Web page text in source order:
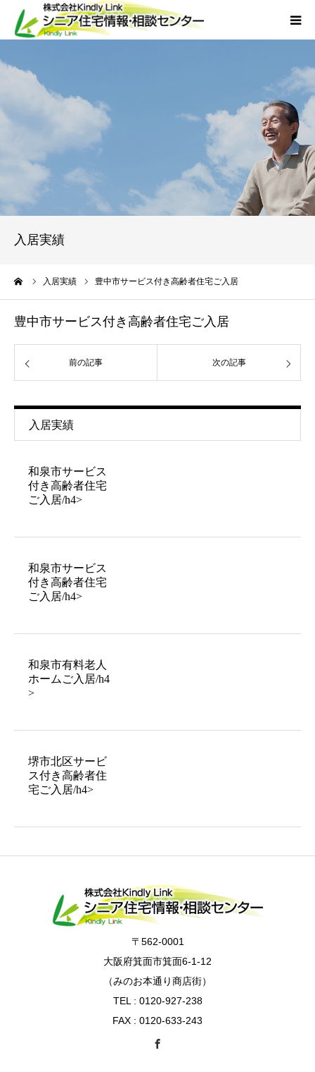
入居実績
入居実績 豊中市サービス付き高齢者住宅ご入居
豊中市サービス付き高齢者住宅ご入居
前の記事 次の記事
入居実績
和泉市サービス
付き高齢者住宅
ご入居/h4>
和泉市サービス
付き高齢者住宅
ご入居/h4>
和泉市有料老人
ホームご入居/h4
>
堺市北区サービ
ス付き高齢者住
宅ご入居/h4>
〒562-0001
大阪府箕面市箕面6-1-12
（みのお本通り商店街）
TEL : 0120-927-238
FAX : 0120-633-243
当社について
外国人人材採用
お問い合わせ